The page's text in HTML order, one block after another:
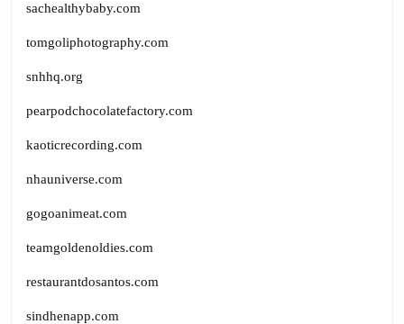
sachealthybaby.com
tomgoliphotography.com
snhhq.org
pearpodchocolatefactory.com
kaoticrecording.com
nhauniverse.com
gogoanimeat.com
teamgoldenoldies.com
restaurantdosantos.com
sindhenapp.com